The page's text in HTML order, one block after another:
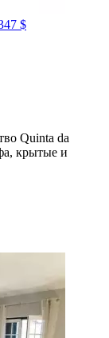
$
Quinta da
крытые и